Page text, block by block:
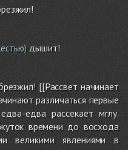
дышит!
[[Рассвет начинает
различаться первые
едва рассекает мглу.
времени до восхода
великими явлениями в